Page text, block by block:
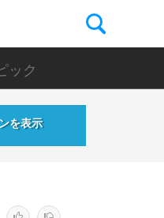
ック
を表示